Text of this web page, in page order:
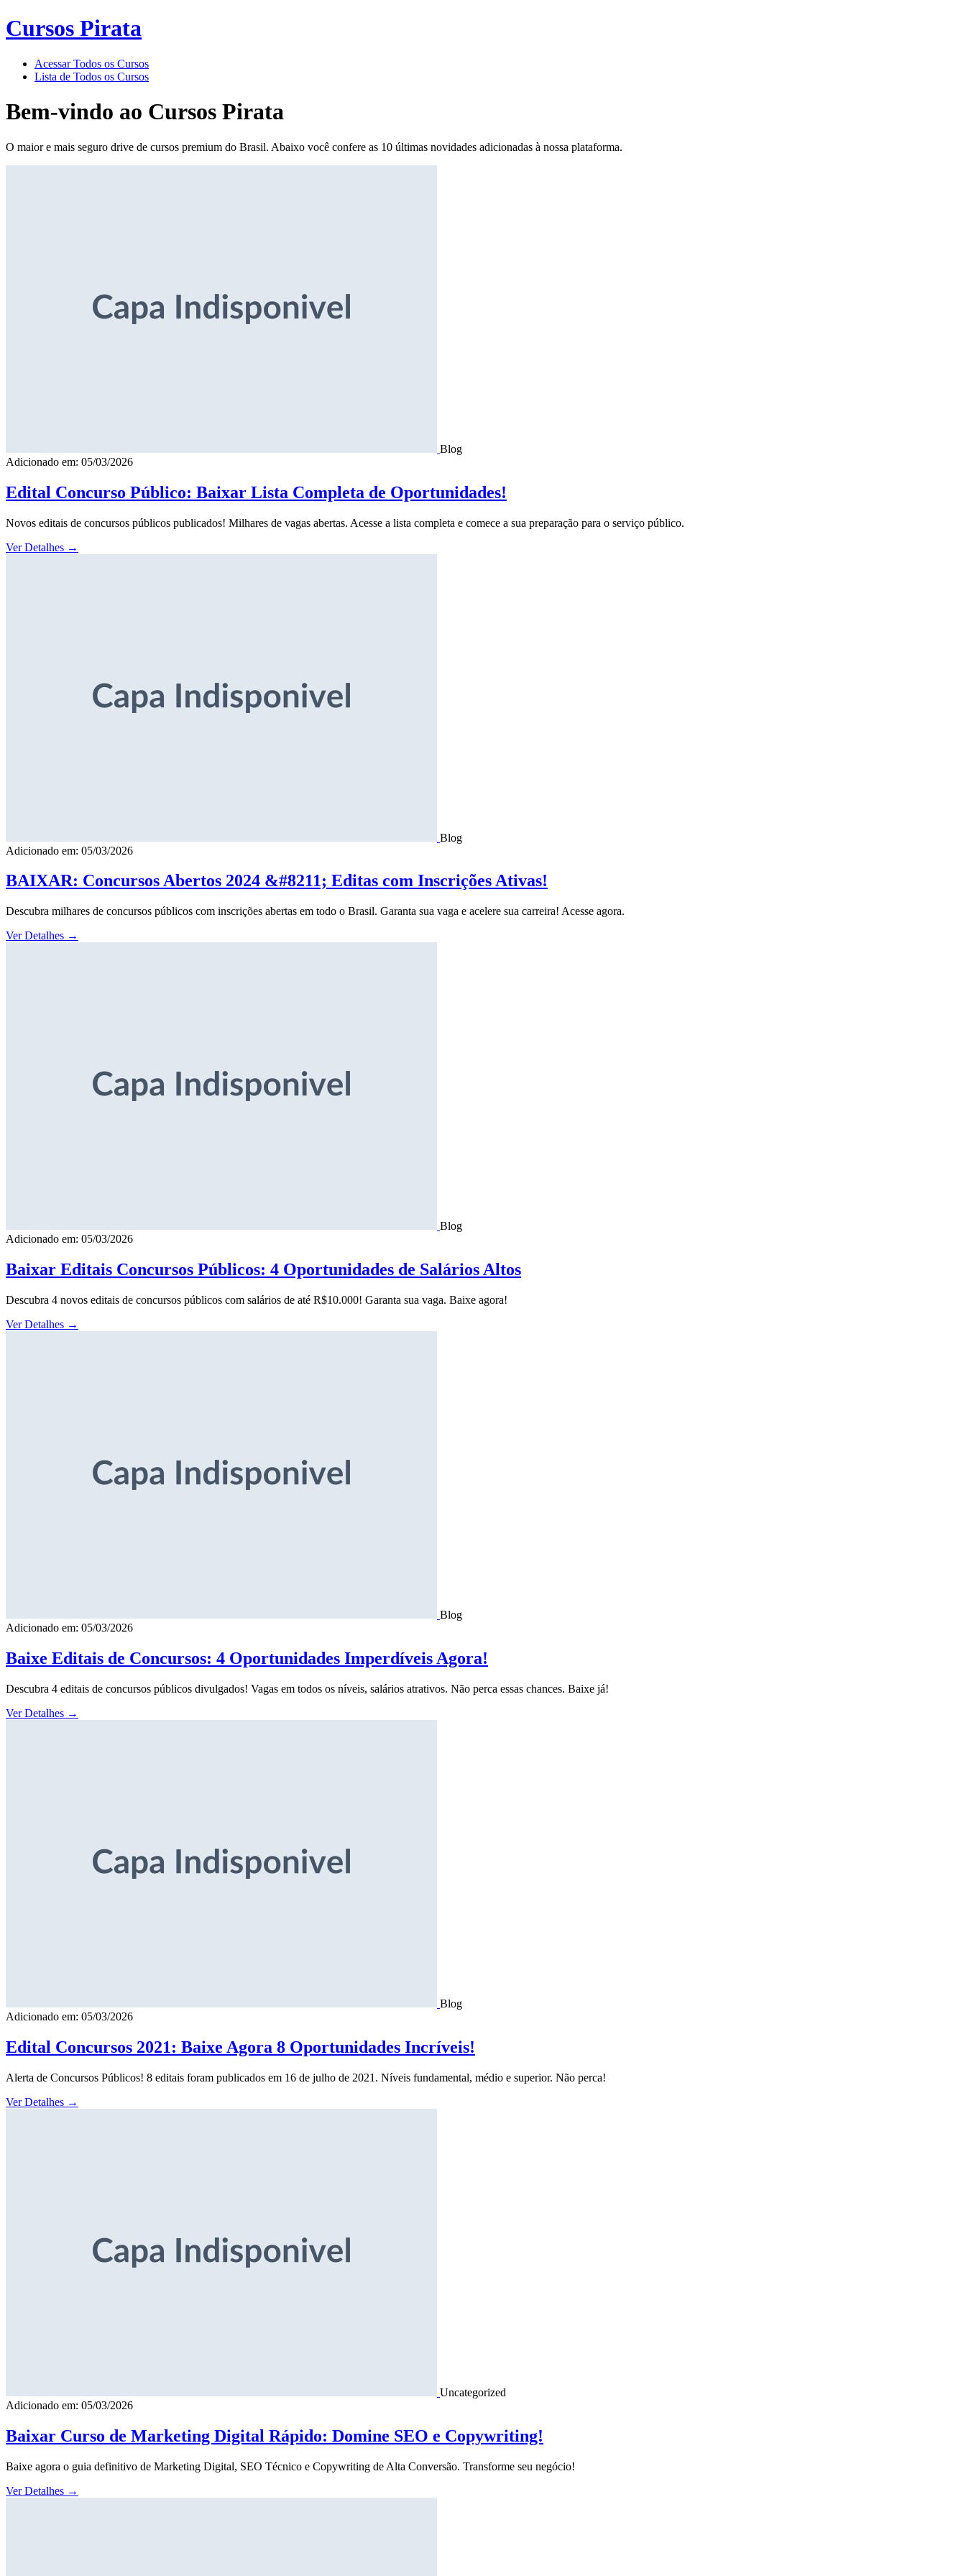
Cursos Pirata
Acessar Todos os Cursos
Lista de Todos os Cursos
Bem-vindo ao Cursos Pirata
O maior e mais seguro drive de cursos premium do Brasil. Abaixo você confere as 10 últimas novidades adicionadas à nossa plataforma.
Blog
Adicionado em: 05/03/2026
Edital Concurso Público: Baixar Lista Completa de Oportunidades!
Novos editais de concursos públicos publicados! Milhares de vagas abertas. Acesse a lista completa e comece a sua preparação para o serviço público.
Ver Detalhes →
Blog
Adicionado em: 05/03/2026
BAIXAR: Concursos Abertos 2024 &#8211; Editas com Inscrições Ativas!
Descubra milhares de concursos públicos com inscrições abertas em todo o Brasil. Garanta sua vaga e acelere sua carreira! Acesse agora.
Ver Detalhes →
Blog
Adicionado em: 05/03/2026
Baixar Editais Concursos Públicos: 4 Oportunidades de Salários Altos
Descubra 4 novos editais de concursos públicos com salários de até R$10.000! Garanta sua vaga. Baixe agora!
Ver Detalhes →
Blog
Adicionado em: 05/03/2026
Baixe Editais de Concursos: 4 Oportunidades Imperdíveis Agora!
Descubra 4 editais de concursos públicos divulgados! Vagas em todos os níveis, salários atrativos. Não perca essas chances. Baixe já!
Ver Detalhes →
Blog
Adicionado em: 05/03/2026
Edital Concursos 2021: Baixe Agora 8 Oportunidades Incríveis!
Alerta de Concursos Públicos! 8 editais foram publicados em 16 de julho de 2021. Níveis fundamental, médio e superior. Não perca!
Ver Detalhes →
Uncategorized
Adicionado em: 05/03/2026
Baixar Curso de Marketing Digital Rápido: Domine SEO e Copywriting!
Baixe agora o guia definitivo de Marketing Digital, SEO Técnico e Copywriting de Alta Conversão. Transforme seu negócio!
Ver Detalhes →